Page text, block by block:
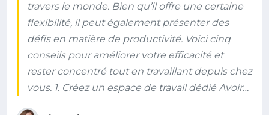
travers le monde. Bien qu’il offre une certaine
flexibilité, il peut également présenter des
défis en matière de productivité. Voici cinq
conseils pour améliorer votre efficacité et
rester concentré tout en travaillant depuis chez
vous. 1. Créez un espace de travail dédié Avoir…